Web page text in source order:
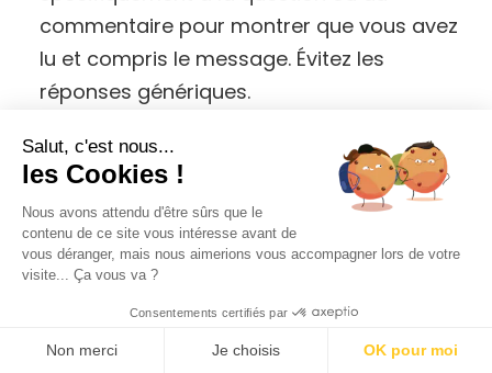
commentaire pour montrer que vous avez
lu et compris le message. Évitez les
réponses génériques.
Positivité et gratitude
Positivité: Maintenez un ton positif et
encourageant dans vos réponses.
votre communauté pour leurs
commentaires et leur engagement.
Salut, c'est nous...
les Cookies !
Nous avons attendu d'être sûrs que le
contenu de ce site vous intéresse avant de
vous déranger, mais nous aimerions vous accompagner lors de votre
visite... Ça vous va ?
Consentements certifiés par
Non merci Je choisis OK pour moi